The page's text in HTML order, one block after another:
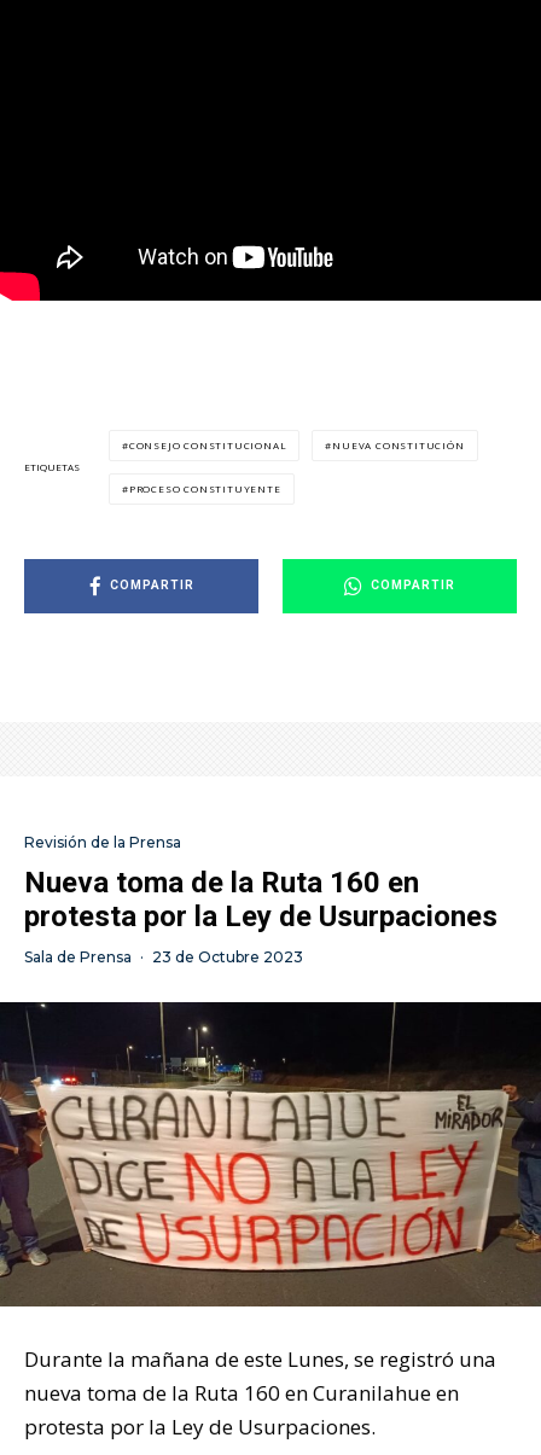
ETIQUETAS
CONSEJO CONSTITUCIONAL NUEVA CONSTITUCIÓN
PROCESO CONSTITUYENTE
COMPARTIR COMPARTIR
Revisión de la Prensa
Nueva toma de la Ruta 160 en
protesta por la Ley de Usurpaciones
Sala de Prensa · 23 de Octubre 2023
Durante la mañana de este Lunes, se registró una
nueva toma de la Ruta 160 en Curanilahue en
protesta por la Ley de Usurpaciones.